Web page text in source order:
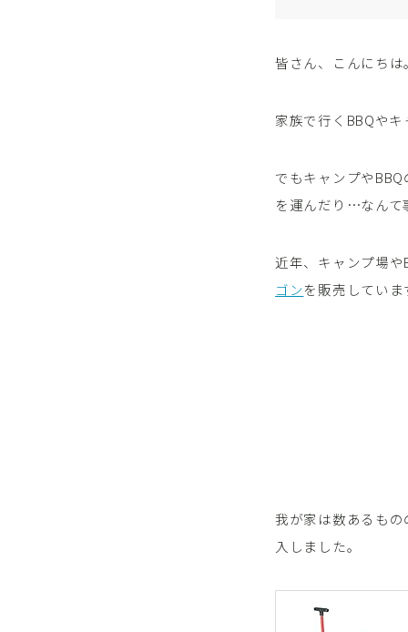
皆さん、こんにち
家族で行くBBQや
でもキャンプや
を運んだり…なんて
近年、キャンプ場
ゴンを販売していま
我が家は数あるも
入しました。